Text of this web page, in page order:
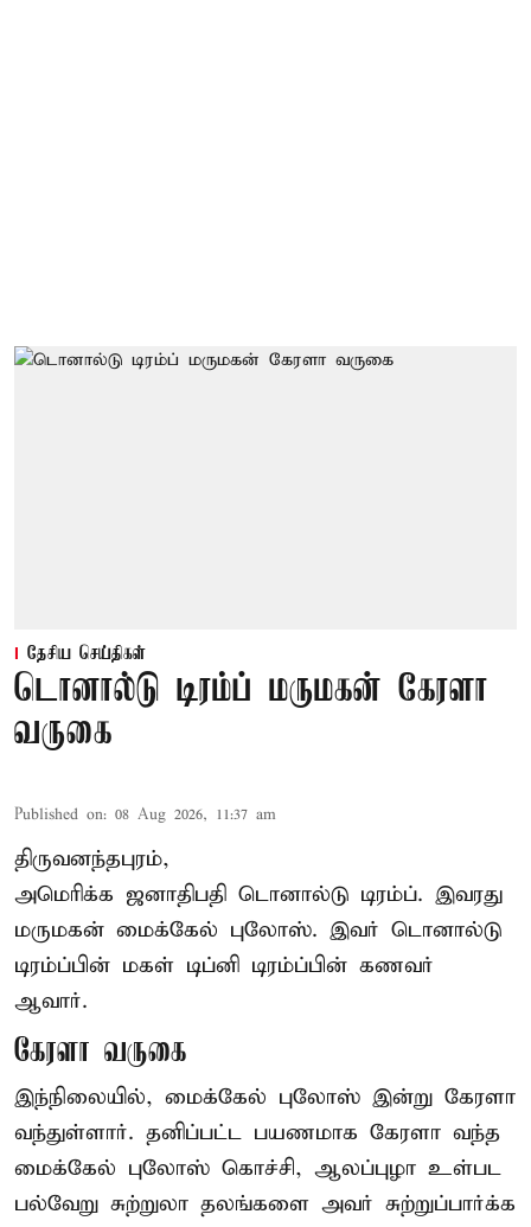
தேசிய செய்திகள்
டொனால்டு டிரம்ப் மருமகன் கேரளா
வருகை
Published on: 08 Aug 2026, 11:37 am
திருவனந்தபுரம்,
அமெரிக்க ஜனாதிபதி டொனால்டு டிரம்ப். இவரது
மருமகன் மைக்கேல் புலோஸ். இவர் டொனால்டு
டிரம்ப்பின் மகள் டிப்னி டிரம்ப்பின் கணவர்
ஆவார்.
கேரளா வருகை
இந்நிலையில், மைக்கேல் புலோஸ் இன்று கேரளா
வந்துள்ளார். தனிப்பட்ட பயணமாக கேரளா வந்த
மைக்கேல் புலோஸ் கொச்சி, ஆலப்புழா உள்பட
பல்வேறு சுற்றுலா தலங்களை அவர் சுற்றுப்பார்க்க